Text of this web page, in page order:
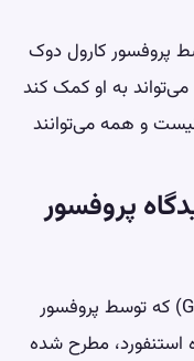
پروفسور کارول دوک
به او کمک کند
و همه می‌توانند
پروفسور
مفهوم “ذهنیت رشد” (Growth Mindset) که توسط پروفسور
استنفورد، مطرح شده